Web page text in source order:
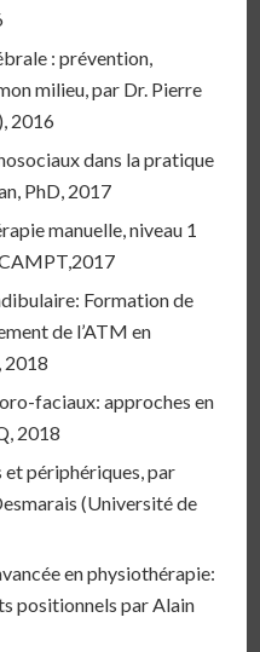
: prévention,
milieu, par Dr. Pierre
2016
dans la pratique
PhD, 2017
manuelle, niveau 1
Formation de
de l’ATM en
2018
faciaux: approches en
2018
périphériques, par
(Université de
en physiothérapie:
positionnels par Alain